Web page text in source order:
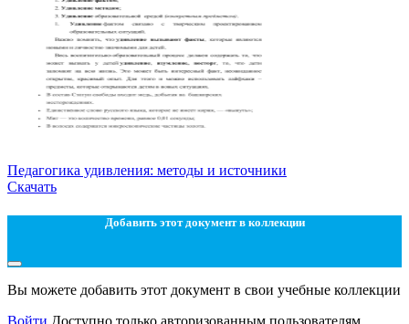
Педагогика удивления: методы и источники
Скачать
Добавить этот документ в коллекции
Вы можете добавить этот документ в свои учебные коллекции
Войти Доступно только авторизованным пользователям